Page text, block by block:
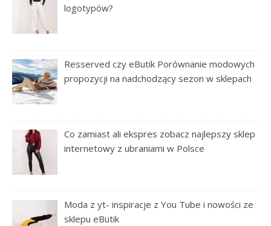
logotypów?
Resserved czy eButik Porównanie modowych
propozycji na nadchodzący sezon w sklepach
Co zamiast ali ekspres zobacz najlepszy sklep
internetowy z ubraniami w Polsce
Moda z yt- inspiracje z You Tube i nowości ze
sklepu eButik